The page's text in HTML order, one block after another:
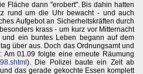
Fläche dann "erobert". Bis dahin hatten
rund um die Uhr bewacht - und auch
Aufgebot an Sicherheitskräften durch
krass - um kurz vor Mitternacht
und ein buntes Leben begann auf dem
über aus. Doch das Ordnungsamt und
01.09 folgte eine erneute Räumung
). Die Polizei baute ein Zelt ab
das gerade gekochte Essen komplett